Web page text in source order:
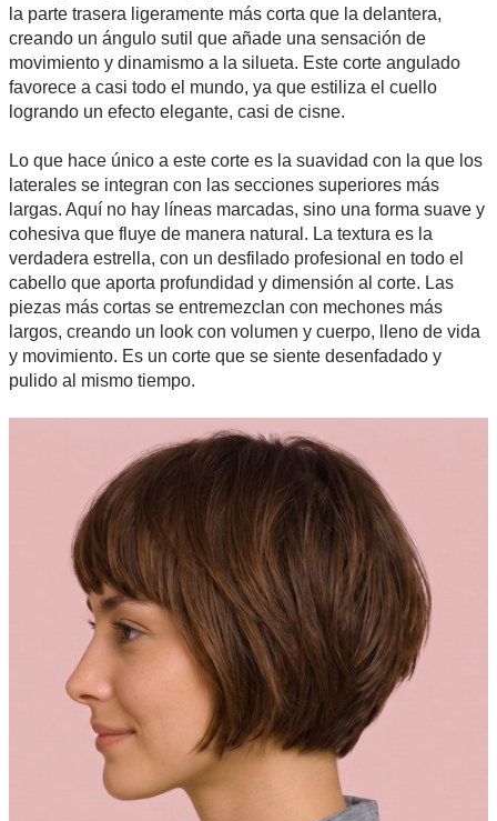
la parte trasera ligeramente más corta que la delantera,
creando un ángulo sutil que añade una sensación de
movimiento y dinamismo a la silueta. Este corte angulado
favorece a casi todo el mundo, ya que estiliza el cuello
logrando un efecto elegante, casi de cisne.
Lo que hace único a este corte es la suavidad con la que los
laterales se integran con las secciones superiores más
largas. Aquí no hay líneas marcadas, sino una forma suave y
cohesiva que fluye de manera natural. La textura es la
verdadera estrella, con un desfilado profesional en todo el
cabello que aporta profundidad y dimensión al corte. Las
piezas más cortas se entremezclan con mechones más
largos, creando un look con volumen y cuerpo, lleno de vida
y movimiento. Es un corte que se siente desenfadado y
pulido al mismo tiempo.